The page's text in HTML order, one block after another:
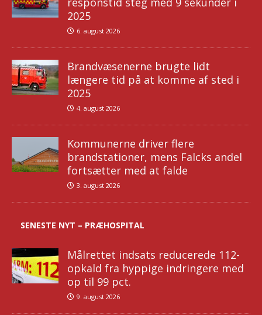
2025
6. august 2026
Brandvæsenerne brugte lidt
længere tid på at komme af sted i
2025
4. august 2026
Kommunerne driver flere
brandstationer, mens Falcks andel
fortsætter med at falde
3. august 2026
SENESTE NYT – PRÆHOSPITAL
Målrettet indsats reducerede 112-
opkald fra hyppige indringere med
op til 99 pct.
9. august 2026